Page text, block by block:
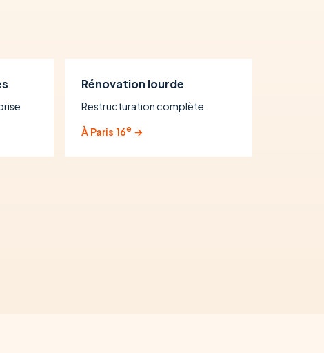
Rénovation lourde
Restructuration complète
À Paris 16e →